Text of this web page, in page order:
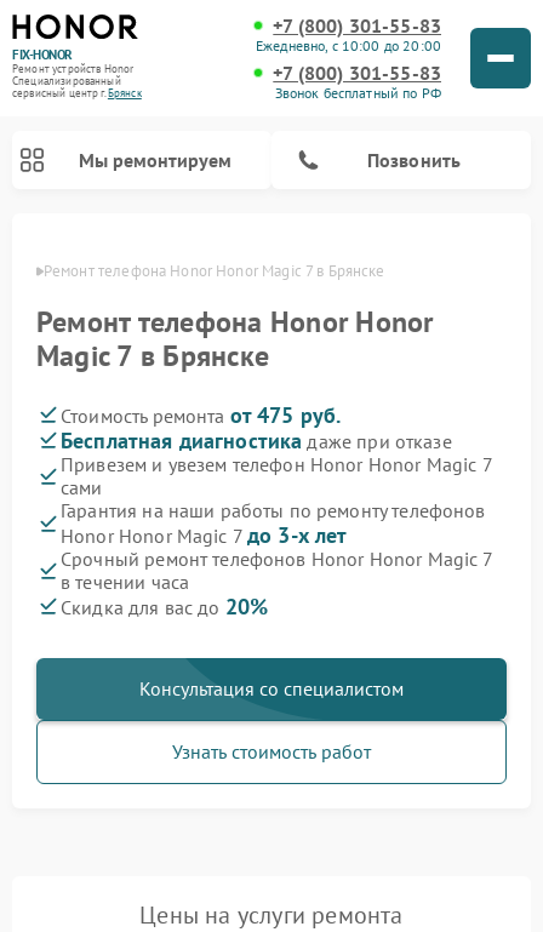
FIX-HONOR
Ремонт устройств Honor
Специализированный
cервисный центр г.Брянск
+7 (800) 301-55-83
Ежедневно, с 10:00 до 20:00
+7 (800) 301-55-83
Звонок бесплатный по РФ
Мы ремонтируем Позвонить
Ремонт телефона Honor Honor Magic 7 в Брянске
Ремонт телефона Honor Honor
Magic 7 в Брянске
Стоимость ремонта от 475 руб.
Бесплатная диагностика даже при отказе
Привезем и увезем телефон Honor Honor Magic 7
сами
Гарантия на наши работы по ремонту телефонов
Honor Honor Magic 7 до 3-х лет
Срочный ремонт телефонов Honor Honor Magic 7
в течении часа
Скидка для вас до 20%
Консультация со специалистом
Узнать стоимость работ
Цены на услуги ремонта